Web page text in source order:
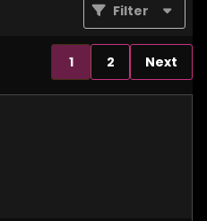
Filter
1 2 Next